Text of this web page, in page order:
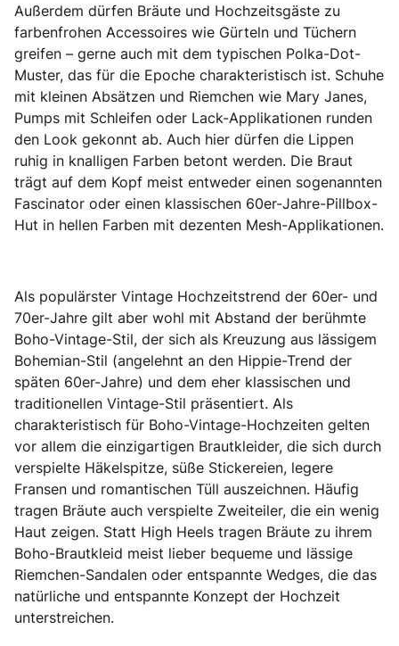
Außerdem dürfen Bräute und Hochzeitsgäste zu
farbenfrohen Accessoires wie Gürteln und Tüchern
greifen – gerne auch mit dem typischen Polka-Dot-
Muster, das für die Epoche charakteristisch ist. Schuhe
mit kleinen Absätzen und Riemchen wie Mary Janes,
Pumps mit Schleifen oder Lack-Applikationen runden
den Look gekonnt ab. Auch hier dürfen die Lippen
ruhig in knalligen Farben betont werden. Die Braut
trägt auf dem Kopf meist entweder einen sogenannten
Fascinator oder einen klassischen 60er-Jahre-Pillbox-
Hut in hellen Farben mit dezenten Mesh-Applikationen.
Als populärster Vintage Hochzeitstrend der 60er- und
70er-Jahre gilt aber wohl mit Abstand der berühmte
Boho-Vintage-Stil, der sich als Kreuzung aus lässigem
Bohemian-Stil (angelehnt an den Hippie-Trend der
späten 60er-Jahre) und dem eher klassischen und
traditionellen Vintage-Stil präsentiert. Als
charakteristisch für Boho-Vintage-Hochzeiten gelten
vor allem die einzigartigen Brautkleider, die sich durch
verspielte Häkelspitze, süße Stickereien, legere
Fransen und romantischen Tüll auszeichnen. Häufig
tragen Bräute auch verspielte Zweiteiler, die ein wenig
Haut zeigen. Statt High Heels tragen Bräute zu ihrem
Boho-Brautkleid meist lieber bequeme und lässige
Riemchen-Sandalen oder entspannte Wedges, die das
natürliche und entspannte Konzept der Hochzeit
unterstreichen.